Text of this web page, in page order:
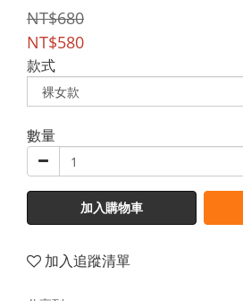
NT$680
NT$580
款式
數量
加入購物車
加入追蹤清單